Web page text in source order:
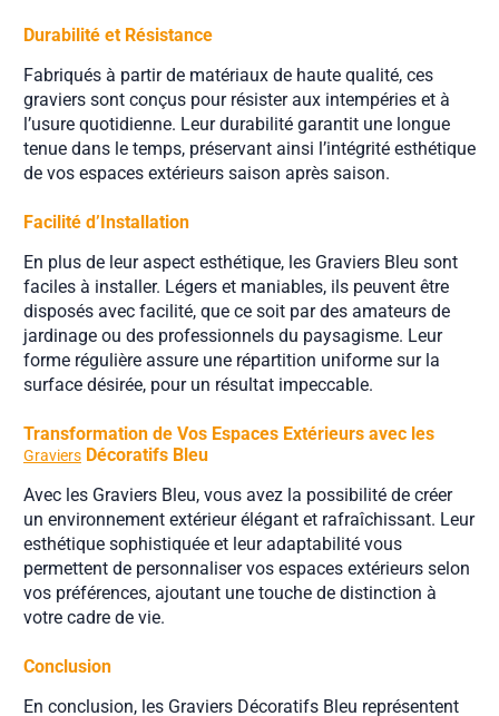
Durabilité et Résistance
Fabriqués à partir de matériaux de haute qualité, ces
graviers sont conçus pour résister aux intempéries et à
l’usure quotidienne. Leur durabilité garantit une longue
tenue dans le temps, préservant ainsi l’intégrité esthétique
de vos espaces extérieurs saison après saison.
Facilité d’Installation
En plus de leur aspect esthétique, les Graviers Bleu sont
faciles à installer. Légers et maniables, ils peuvent être
disposés avec facilité, que ce soit par des amateurs de
jardinage ou des professionnels du paysagisme. Leur
forme régulière assure une répartition uniforme sur la
surface désirée, pour un résultat impeccable.
Transformation de Vos Espaces Extérieurs avec les
GraviersDécoratifs Bleu
Avec les Graviers Bleu, vous avez la possibilité de créer
un environnement extérieur élégant et rafraîchissant. Leur
esthétique sophistiquée et leur adaptabilité vous
permettent de personnaliser vos espaces extérieurs selon
vos préférences, ajoutant une touche de distinction à
votre cadre de vie.
Conclusion
En conclusion, les Graviers Décoratifs Bleu représentent